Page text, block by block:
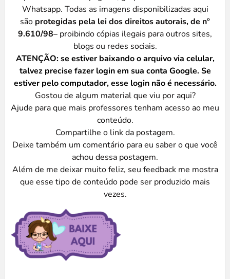
Whatsapp. Todas as imagens disponibilizadas aqui
são protegidas pela lei dos direitos autorais, de nº
9.610/98– proibindo cópias ilegais para outros sites,
blogs ou redes sociais.
ATENÇÃO: se estiver baixando o arquivo via celular,
talvez precise fazer login em sua conta Google. Se
estiver pelo computador, esse login não é necessário.
Gostou de algum material que viu por aqui?
Ajude para que mais professores tenham acesso ao meu
conteúdo.
Compartilhe o link da postagem.
Deixe também um comentário para eu saber o que você
achou dessa postagem.
Além de me deixar muito feliz, seu feedback me mostra
que esse tipo de conteúdo pode ser produzido mais
vezes.